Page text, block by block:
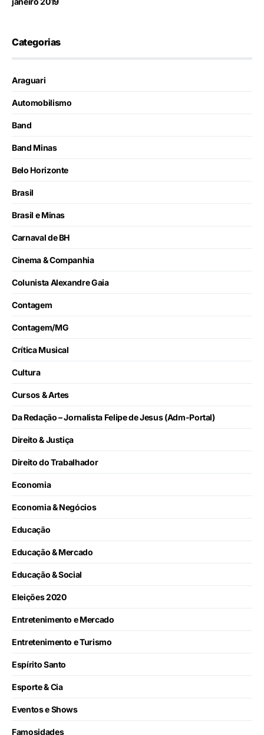
Categorias
Araguari
Automobilismo
Band
Band Minas
Belo Horizonte
Brasil
Brasil e Minas
Carnaval de BH
Cinema & Companhia
Colunista Alexandre Gaia
Contagem
Contagem/MG
Crítica Musical
Cultura
Cursos & Artes
Da Redação – Jornalista Felipe de Jesus (Adm-Portal)
Direito & Justiça
Direito do Trabalhador
Economia
Economia & Negócios
Educação
Educação & Mercado
Educação & Social
Eleições 2020
Entretenimento e Mercado
Entretenimento e Turismo
Espírito Santo
Esporte & Cia
Eventos e Shows
Famosidades